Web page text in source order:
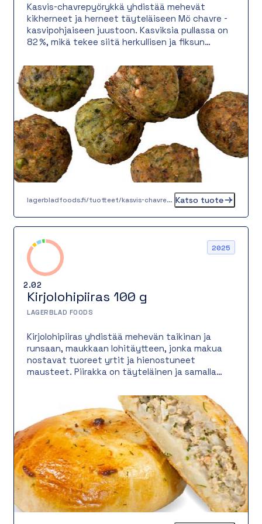
Kasvis-chavrepyörykkä yhdistää mehevät
kikherneet ja herneet täyteläiseen Mö chavre -
kasvipohjaiseen juustoon. Kasviksia pullassa on
82 %, mikä tekee siitä herkullisen ja fiksun
Paistettuna valurautapannulla pyörykkä saa
rapean pinnan ja mehevän sisuksen. Täydellinen
lisä lounaalle, päivälliselle tai juhlaan. Valitse
maku, laatu ja vastuullisuus!
lagerbladfoods.fi/tuotteet/kasvis-chavrepyorykka-20-g Katso tuote
2.02
2025
Kirjolohipiiras 100 g
LAGERBLAD FOODS
Kirjolohipiiras yhdistää mehevän taikinan ja
runsaan, maukkaan lohitäytteen, jonka makua
nostavat tuoreet yrtit ja hienostuneet
mausteet. Piirakka on täyteläinen ja samalla
esimerkiksi salaatin kera, mutta toimii myös
noutopöydän suolaisena tarjottavana,
kokoustarjoilussa tai täyttävänä välipalana.
Pyöreä 100 gramman annoskoko tekee
tarjoilusta vaivatonta ja nopeaa.